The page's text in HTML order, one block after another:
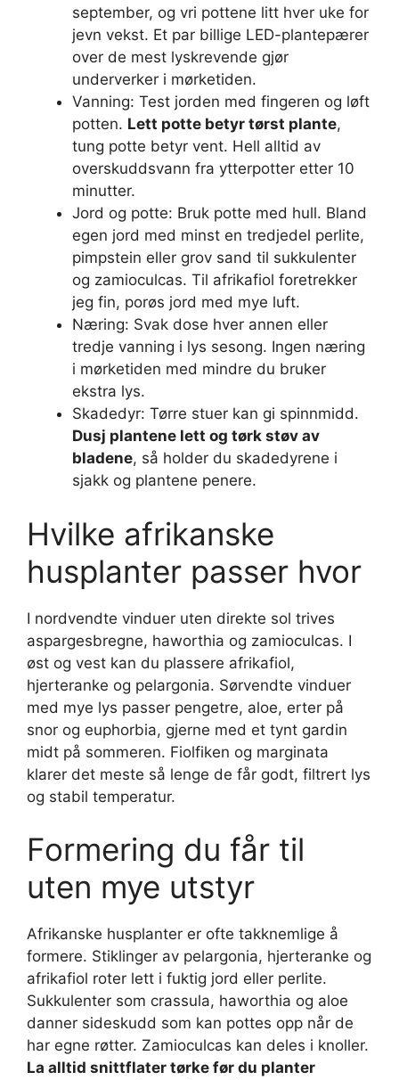
september, og vri pottene litt hver uke for
jevn vekst. Et par billige LED-plantepærer
over de mest lyskrevende gjør
underverker i mørketiden.
Vanning: Test jorden med fingeren og løft
potten. Lett potte betyr tørst plante,
tung potte betyr vent. Hell alltid av
overskuddsvann fra ytterpotter etter 10
minutter.
Jord og potte: Bruk potte med hull. Bland
egen jord med minst en tredjedel perlite,
pimpstein eller grov sand til sukkulenter
og zamioculcas. Til afrikafiol foretrekker
jeg fin, porøs jord med mye luft.
Næring: Svak dose hver annen eller
tredje vanning i lys sesong. Ingen næring
i mørketiden med mindre du bruker
ekstra lys.
Skadedyr: Tørre stuer kan gi spinnmidd.
Dusj plantene lett og tørk støv av
bladene, så holder du skadedyrene i
sjakk og plantene penere.
Hvilke afrikanske
husplanter passer hvor
I nordvendte vinduer uten direkte sol trives
aspargesbregne, haworthia og zamioculcas. I
øst og vest kan du plassere afrikafiol,
hjerteranke og pelargonia. Sørvendte vinduer
med mye lys passer pengetre, aloe, erter på
snor og euphorbia, gjerne med et tynt gardin
midt på sommeren. Fiolfiken og marginata
klarer det meste så lenge de får godt, filtrert lys
og stabil temperatur.
Formering du får til
uten mye utstyr
Afrikanske husplanter er ofte takknemlige å
formere. Stiklinger av pelargonia, hjerteranke og
afrikafiol roter lett i fuktig jord eller perlite.
Sukkulenter som crassula, haworthia og aloe
danner sideskudd som kan pottes opp når de
har egne røtter. Zamioculcas kan deles i knoller.
La alltid snittflater tørke før du planter